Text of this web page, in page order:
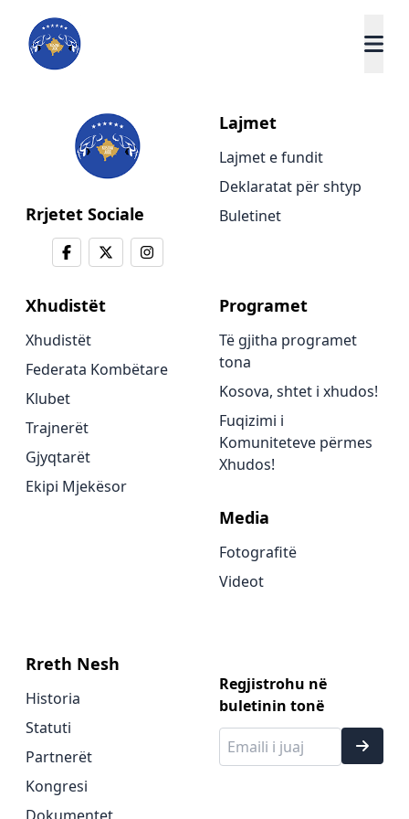
Rrjetet Sociale
Lajmet
Lajmet e fundit
Deklaratat për shtyp
Buletinet
Xhudistët
Xhudistët
Federata Kombëtare
Klubet
Trajnerët
Gjyqtarët
Ekipi Mjekësor
Programet
Të gjitha programet
tona
Kosova, shtet i xhudos!
Fuqizimi i
Komuniteteve përmes
Xhudos!
Media
Fotografitë
Videot
Rreth Nesh
Historia
Statuti
Partnerët
Kongresi
Regjistrohu në
buletinin tonë